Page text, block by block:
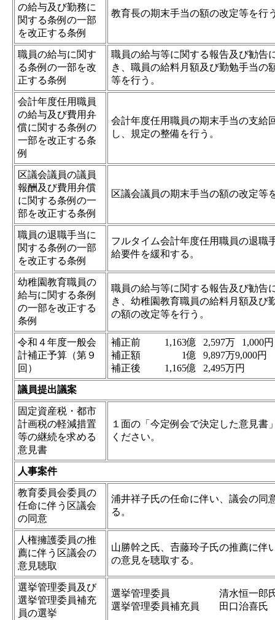
の給与及び勤務に
関する条例の一部
を改正する条例
教育長の期末手当の額の改定等を行
職員の給与に関す
る条例の一部を改
正する条例
職員の給与等に関する報告及び勧告
き、職員の給料月額及び勤勉手当の
等を行う。
会計年度任用職員
の給与及び費用弁
償に関する条例の
一部を改正する条
例
会計年度任用職員の期末手当の支給
し、規定の整備を行う。
区議会議員の議員
報酬及び費用弁償
に関する条例の一
部を改正する条例
区議会議員の期末手当の額の改定等
職員の退職手当に
関する条例の一部
を改正する条例
フルタイム会計年度任用職員の退職
給要件を緩和する。
幼稚園教育職員の
給与に関する条例
の一部を改正する
条例
職員の給与等に関する報告及び勧告
き、幼稚園教育職員の給料月額及び
の額の改定等を行う。
令和４年度一般会
計補正予算（第９
回）
補正前 1,163億 2,597万
1,000円
補正額
1億 9,897万9,000円
補正後
1,165億 2,495万円
議員提出議案
固定資産税・都市
計画税の軽減措置
等の継続を求める
意見書
１面の「今定例会で決定した意見書
ください。
人事案件
教育委員会委員の
任命に伴う区議会
の同意
浦井祥子氏の任命に伴い、議会の同
る。
人権擁護委員の推
薦に伴う区議会の
意見聴取
山勝幹之氏、𠮷藤玲子氏の推薦に伴
の意見を聴取する。
選挙管理委員及び
選挙管理委員補充
員の選挙
選挙管理委員 清水恒一郎氏
選挙管理委員補充員 田口治喜